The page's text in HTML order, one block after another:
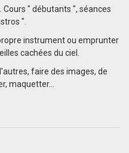
" débutants ", séances
".
instrument ou emprunter
cachées du ciel.
faire des images, de
maquetter…